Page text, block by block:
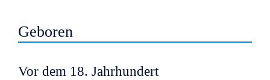
Geboren
Vor dem 18. Jahrhundert